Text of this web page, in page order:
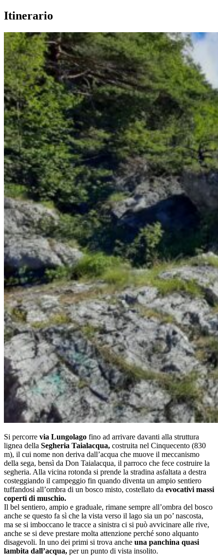
Itinerario
Si percorre via Lungolago fino ad arrivare davanti alla struttura
lignea della Segheria Taialacqua, costruita nel Cinquecento (830
m), il cui nome non deriva dall’acqua che muove il meccanismo
della sega, bensì da Don Taialacqua, il parroco che fece costruire la
segheria. Alla vicina rotonda si prende la stradina asfaltata a destra
costeggiando il campeggio fin quando diventa un ampio sentiero
tuffandosi all’ombra di un bosco misto, costellato da evocativi massi
coperti di muschio.
Il bel sentiero, ampio e graduale, rimane sempre all’ombra del bosco
anche se questo fa sì che la vista verso il lago sia un po’ nascosta,
ma se si imboccano le tracce a sinistra ci si può avvicinare alle rive,
anche se si deve prestare molta attenzione perché sono alquanto
disagevoli. In uno dei primi si trova anche una panchina quasi
lambita dall’acqua, per un punto di vista insolito.